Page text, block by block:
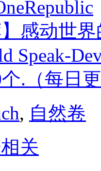
】感动世
Speak-
.（每日
, 自然卷
关